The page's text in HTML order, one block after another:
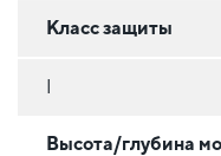
Класс защиты
Высота/глубина